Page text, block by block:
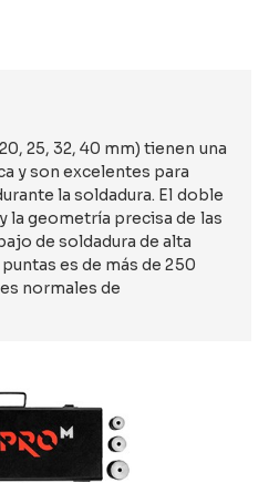
25, 32, 40 mm) tienen una
y son excelentes para
la soldadura. El doble
la geometría precisa de las
de soldadura de alta
es de más de 250
normales de